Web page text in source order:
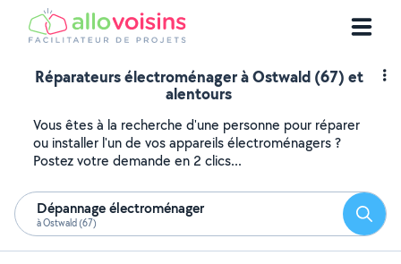
Réparateurs électroménager à Ostwald (67) et
alentours
Vous êtes à la recherche d'une personne pour réparer
ou installer l'un de vos appareils électroménagers ?
Postez votre demande en 2 clics...
Dépannage électroménager
à Ostwald (67)